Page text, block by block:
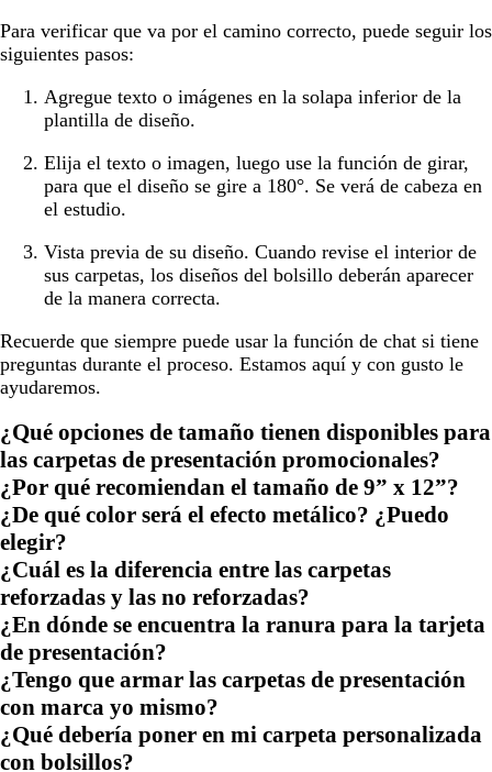
Para verificar que va por el camino correcto, puede seguir los
siguientes pasos:
Agregue texto o imágenes en la solapa inferior de la
plantilla de diseño.
Elija el texto o imagen, luego use la función de girar,
para que el diseño se gire a 180°. Se verá de cabeza en
el estudio.
Vista previa de su diseño. Cuando revise el interior de
sus carpetas, los diseños del bolsillo deberán aparecer
de la manera correcta.
Recuerde que siempre puede usar la función de chat si tiene
preguntas durante el proceso. Estamos aquí y con gusto le
ayudaremos.
¿Qué opciones de tamaño tienen disponibles para
las carpetas de presentación promocionales?
¿Por qué recomiendan el tamaño de 9” x 12”?
¿De qué color será el efecto metálico? ¿Puedo
elegir?
¿Cuál es la diferencia entre las carpetas
reforzadas y las no reforzadas?
¿En dónde se encuentra la ranura para la tarjeta
de presentación?
¿Tengo que armar las carpetas de presentación
con marca yo mismo?
¿Qué debería poner en mi carpeta personalizada
con bolsillos?